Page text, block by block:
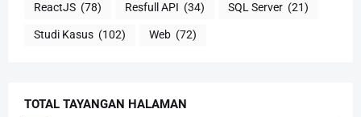
ReactJS (78) Resfull API (34) SQL Server (21)
Studi Kasus (102) Web (72)
TOTAL TAYANGAN HALAMAN